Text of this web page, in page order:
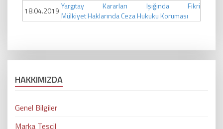
18.04.2019 Yargıtay Kararları Işığında Fikri
Mülkiyet Haklarında Ceza Hukuku Koruması
HAKKIMIZDA
Genel Bilgiler
Marka Tescil